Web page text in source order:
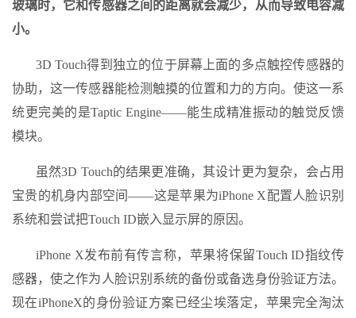
玻璃时，它和传感器之间的距离就会减少，从而导致电容减
小。
3D Touch得到独立的位于屏幕上面的多点触控传感器的
协助，这一传感器能检测触摸的位置和力的方向。使这一系
统更完美的是Taptic Engine——能生成精准振动的触觉反馈
模块。
虽然3D Touch的结果更准确，其设计更为复杂，会占用
宝贵的机身内部空间——这是苹果为iPhone X配置人脸识别
系统和尝试把Touch ID嵌入显示屏的原因。
iPhone X发布前有传言称，苹果将保留Touch ID指纹传
感器，使之作为人脸识别系统的备份或备选身份验证方法。
现在iPhoneX的身份验证方案已经尘埃落定，苹果完全淘汰